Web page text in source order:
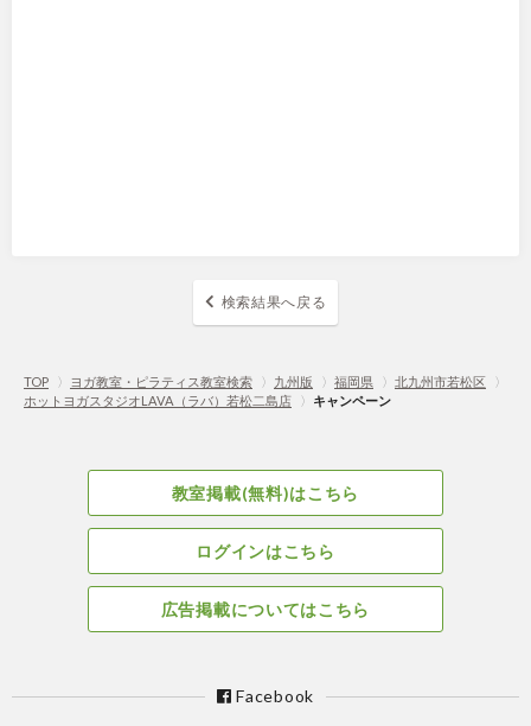
検索結果へ戻る
TOP 〉 ヨガ教室・ピラティス教室検索 〉 九州版 〉 福岡県 〉 北九州市若松区
〉
ホットヨガスタジオLAVA（ラバ）若松二島店
〉 キャンペーン
教室掲載(無料)はこちら
ログインはこちら
広告掲載についてはこちら
Facebook